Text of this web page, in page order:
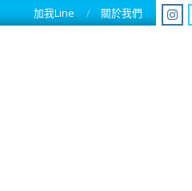
加我Line 關於我們